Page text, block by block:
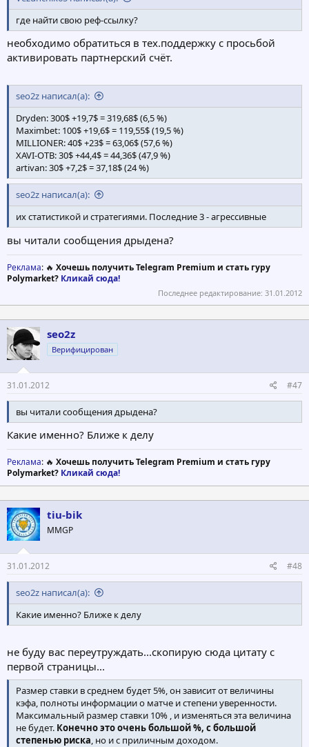
где найти свою реф-ссылку?
необходимо обратиться в тех.поддержку с просьбой
активировать партнерский счёт.
seo2z написал(а):
Dryden: 300$ +19,7$ = 319,68$ (6,5 %)
Maximbet: 100$ +19,6$ = 119,55$ (19,5 %)
MILLIONER: 40$ +23$ = 63,06$ (57,6 %)
XAVI-OTB: 30$ +44,4$ = 44,36$ (47,9 %)
artivan: 30$ +7,2$ = 37,18$ (24 %)
seo2z написал(а):
их статистикой и стратегиями. Последние 3 - агрессивные
вы читали сообщения дрыдена?
Реклама: 🔥 Хочешь получить Telegram Premium и стать гуру
Polymarket? Кликай сюда!
Последнее редактирование: 31.01.2012
seo2z
Верифицирован
31.01.2012 #47
вы читали сообщения дрыдена?
Какие именно? Ближе к делу
Реклама: 🔥 Хочешь получить Telegram Premium и стать гуру
Polymarket? Кликай сюда!
tiu-bik
MMGP
31.01.2012 #48
seo2z написал(а):
Какие именно? Ближе к делу
не буду вас переутруждать...скопирую сюда цитату с
первой страницы...
Размер ставки в среднем будет 5%, он зависит от величины
кэфа, полноты информации о матче и степени уверенности.
Максимальный размер ставки 10% , и изменяться эта величина
не будет. Конечно это очень большой %, с большой
степенью риска, но и с приличным доходом.